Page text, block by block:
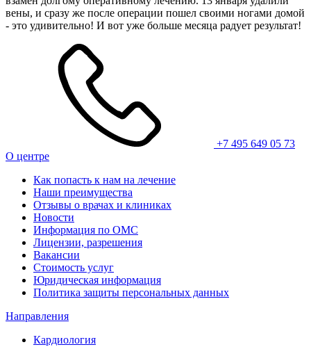
вены, и сразу же после операции пошел своими ногами домой
- это удивительно! И вот уже больше месяца радует результат!
+7 495 649 05 73
О центре
Как попасть к нам на лечение
Наши преимущества
Отзывы о врачах и клиниках
Новости
Информация по ОМС
Лицензии, разрешения
Вакансии
Стоимость услуг
Юридическая информация
Политика защиты персональных данных
Направления
Кардиология